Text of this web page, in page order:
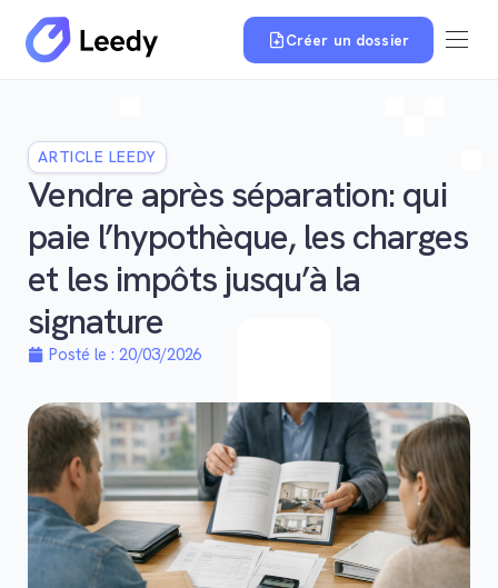
Créer un dossier
ARTICLE LEEDY
Vendre après séparation: qui
paie l’hypothèque, les charges
et les impôts jusqu’à la
signature
Posté le : 20/03/2026